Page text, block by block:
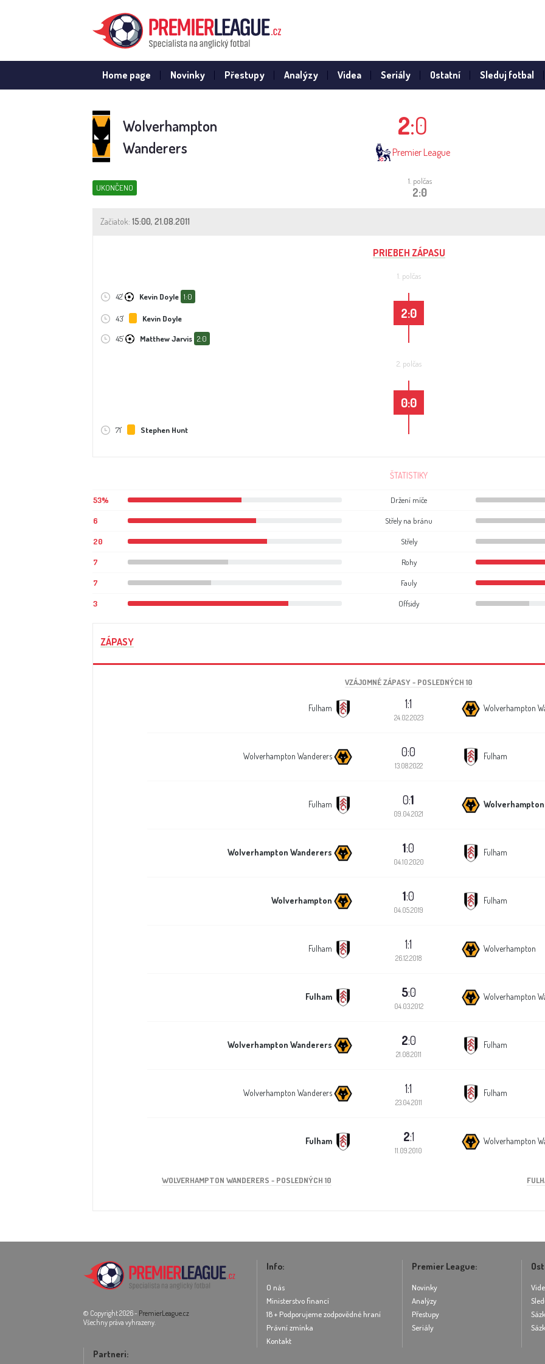
Home page Novinky Přestupy Analýzy Videa Seriály Ostatní Sleduj fotbal
Wolverhampton
Wanderers
2:0
Premier League
UKONČENO
1. polčas
2:0
Začiatok: 15:00, 21.08.2011
PRIEBEH ZÁPASU
1. polčas
2:0
42' Kevin Doyle 1:0
43' Kevin Doyle
45' Matthew Jarvis 2:0
2. polčas
0:0
71' Stephen Hunt
ŠTATISTIKY
53% Držení míče
6 Střely na bránu
20 Střely
7 Rohy
7 Fauly
3 Offsidy
ZÁPASY
VZÁJOMNÉ ZÁPASY - POSLEDNÝCH 10
Fulham 1:1
24.02.2023
Wolverhampton
Wolverhampton Wanderers 0:0
13.08.2022
Fulham
Fulham 0:1
09.04.2021
Wolverhampton Wanderers 1:0
04.10.2020
Fulham
Wolverhampton 1:0
04.05.2019
Fulham
Fulham 1:1
26.12.2018
Wolverhampton
Fulham 5:0
04.03.2012
Wolverhampton
Wolverhampton Wanderers 2:0
21.08.2011
Fulham
Wolverhampton Wanderers 1:1
23.04.2011
Fulham
Fulham 2:1
11.09.2010
Wolverhampton
WOLVERHAMPTON WANDERERS - POSLEDNÝCH 10
© Copyright 2026 - PremierLeague.cz
Všechny práva vyhrazeny.
Info:
O nás
Ministerstvo financí
18 + Podporujeme zodpovědné hraní
Právní zmínka
Kontakt
Premier League:
Novinky
Analýzy
Přestupy
Seriály
Partneri: